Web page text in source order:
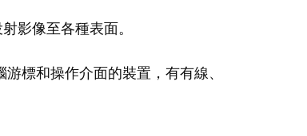
影像至各種表面。
標和操作介面的裝置，有有線、